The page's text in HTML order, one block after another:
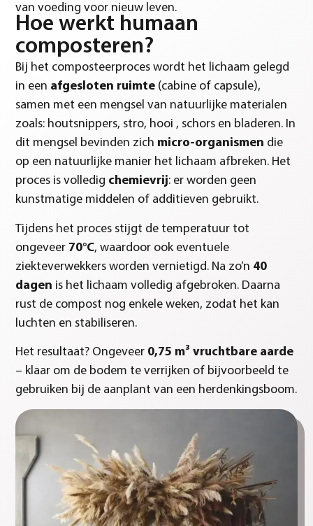
van voeding voor nieuw leven.
Hoe werkt humaan
composteren?
Bij het composteerproces wordt het lichaam gelegd
in een afgesloten ruimte (cabine of capsule),
samen met een mengsel van natuurlijke materialen
zoals: houtsnippers, stro, hooi , schors en bladeren. In
dit mengsel bevinden zich micro-organismen die
op een natuurlijke manier het lichaam afbreken. Het
proces is volledig chemievrij: er worden geen
kunstmatige middelen of additieven gebruikt.
Tijdens het proces stijgt de temperatuur tot
ongeveer 70°C, waardoor ook eventuele
ziekteverwekkers worden vernietigd. Na zo’n 40
dagen is het lichaam volledig afgebroken. Daarna
rust de compost nog enkele weken, zodat het kan
luchten en stabiliseren.
Het resultaat? Ongeveer 0,75 m³ vruchtbare aarde
– klaar om de bodem te verrijken of bijvoorbeeld te
gebruiken bij de aanplant van een herdenkingsboom.